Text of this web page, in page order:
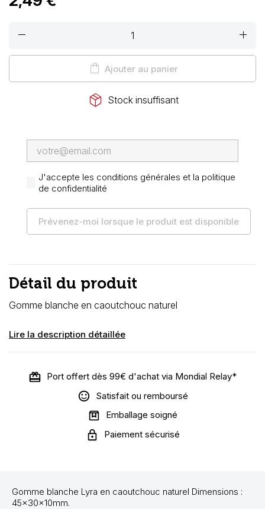
remove add
shopping_bag Ajouter au panier
package_2 Stock insuffisant
J'accepte les conditions générales et la politique
de confidentialité
Prévenez-moi lorsque le produit est disponible
Détail du produit
Gomme blanche en caoutchouc naturel
Lire la description détaillée
Port offert dès 99€ d'achat via Mondial Relay*
Satisfait ou remboursé
Emballage soigné
Paiement sécurisé
Gomme blanche Lyra en caoutchouc naturel Dimensions :
45x30x10mm.